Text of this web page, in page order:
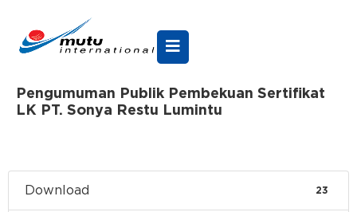
Pengumuman Publik Pembekuan Sertifikat
LK PT. Sonya Restu Lumintu
Download 23